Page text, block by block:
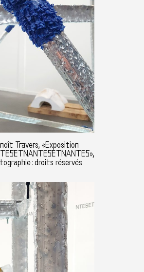
Travers, «Exposition
: droits réservés